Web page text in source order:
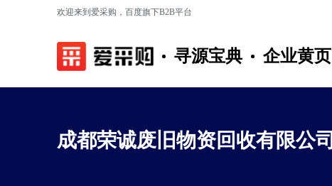
欢迎来到爱采购，百度旗下B2B平台
寻源宝典 企业黄页
成都荣诚废旧物资回收有限公司